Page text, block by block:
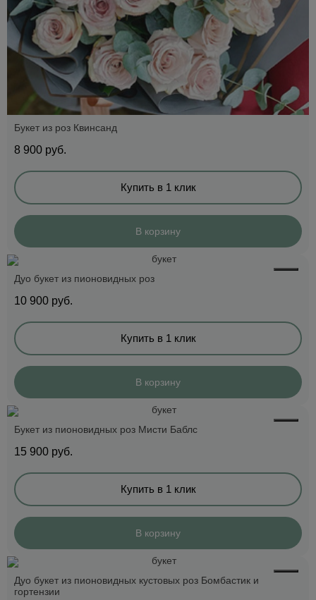
Букет из роз Квинсанд
8 900 руб.
Купить в 1 клик
В корзину
Дуо букет из пионовидных роз
10 900 руб.
Купить в 1 клик
В корзину
Букет из пионовидных роз Мисти Баблс
15 900 руб.
Купить в 1 клик
В корзину
Дуо букет из пионовидных кустовых роз Бомбастик и
гортензии